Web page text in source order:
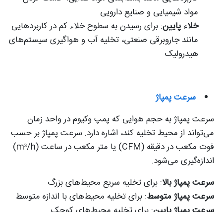
مواد شیمیایی و صنایع دارویی
خلاء پایین: برای رسیدن به سطوح خلاء کم در کاربردهایی
مانند جاروبرقی صنعتی، تخلیه آب و هواگیری سیستم‌های
هیدرولیک
سرعت پمپاژ
سرعت پمپاژ به حجم هوایی که پمپ وکیوم در واحد زمان
می‌تواند از محیط تخلیه کند، اشاره دارد. سرعت پمپاژ بر حسب
فوت مکعب در دقیقه (CFM) یا متر مکعب در ساعت (m³/h)
اندازه‌گیری می‌شود.
سرعت پمپاژ بالا: برای تخلیه سریع محیط‌های بزرگ
سرعت پمپاژ متوسط: برای تخلیه محیط‌های با اندازه متوسط